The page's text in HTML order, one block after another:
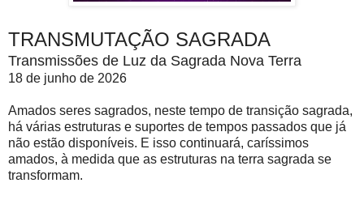
TRANSMUTAÇÃO SAGRADA
Transmissões de Luz da Sagrada Nova Terra
18 de junho de 2026
Amados seres sagrados, neste tempo de transição sagrada,
há várias estruturas e suportes de tempos passados ​​que já
não estão disponíveis. E isso continuará, caríssimos
amados, à medida que as estruturas na terra sagrada se
transformam.